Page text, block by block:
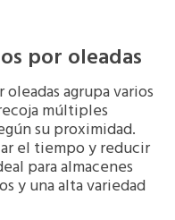
por oleadas
agrupa varios
múltiples
su proximidad.
el tiempo y reducir
para almacenes
y una alta variedad